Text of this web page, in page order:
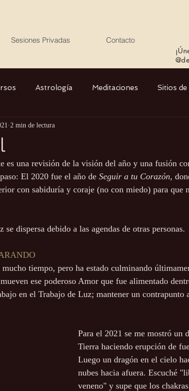
Sesiones Privadas
Contacto
Astrología Meditaciones Sitios
Cristales
Ciencia Salud Yoga Medio ambiente
2 min de lectura
es una revisión de la visión del año y una fusión
El 2020 fue el año de Seguir a tu Corazón,
con sabiduría y coraje (no con miedo) para que
dispersa debido a las agendas de otras personas.
tiempo, pero ha estado culminando
ese poderoso Amor que fue alimentado
en el Trabajo de Luz; mantener un contrapunto
Para el 2021 se me mostró un
Tierra haciendo erupción de
Luego un dragón en el cielo
nubes hacia afuera. Escuché
veneno" y supe que los